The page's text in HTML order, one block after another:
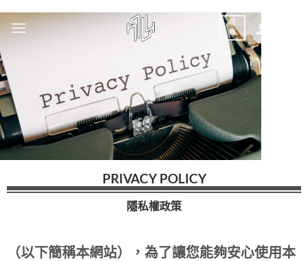
結
帳
PRIVACY POLICY
隱私權政策
（以下簡稱本網站），為了讓您能夠安心使用本